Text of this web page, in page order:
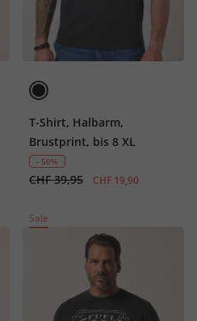
T-Shirt, Halbarm,
Brustprint, bis 8 XL
- 50%
CHF 39,95 CHF 19,90
Sale